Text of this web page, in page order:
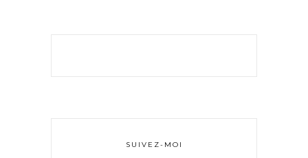
SUIVEZ-MOI